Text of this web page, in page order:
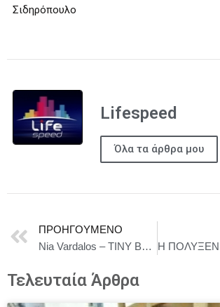
Σιδηρόπουλο
Lifespeed
Όλα τα άρθρα μου
ΠΡΟΗΓΟΎΜΕΝΟ
Nia Vardalos – TINY BEAUTIFUL THINGS
Τελευταία Άρθρα